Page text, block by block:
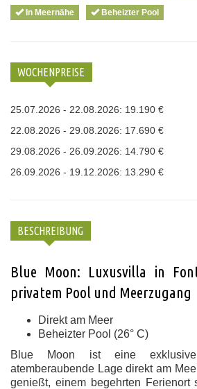
In Meernähe Beheizter Pool
WOCHENPREISE
25.07.2026 - 22.08.2026: 19.190 €
22.08.2026 - 29.08.2026: 17.690 €
29.08.2026 - 26.09.2026: 14.790 €
26.09.2026 - 19.12.2026: 13.290 €
BESCHREIBUNG
Blue Moon: Luxusvilla in
privatem Pool und Meerzugang
Direkt am Meer
Beheizter Pool (26° C)
Blue Moon ist eine
atemberaubende Lage direkt am
genießt, einem begehrten Ferienort